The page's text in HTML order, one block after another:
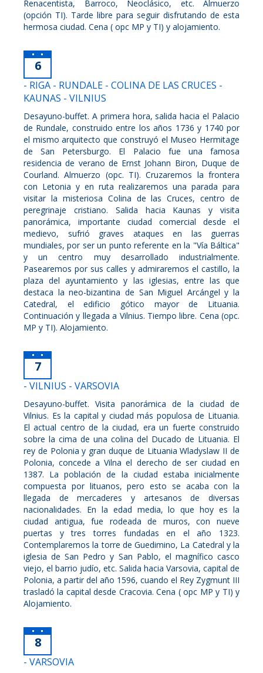
Renacentista, Barroco, Neoclásico, etc. Almuerzo
(opción TI). Tarde libre para seguir disfrutando de esta
hermosa ciudad. Cena ( opc MP y TI) y alojamiento.
6
- RIGA - RUNDALE - COLINA DE LAS CRUCES -
KAUNAS - VILNIUS
Desayuno-buffet. A primera hora, salida hacia el Palacio
de Rundale, construido entre los años 1736 y 1740 por
el mismo arquitecto que construyó el Museo Hermitage
de San Petersburgo. El Palacio fue una famosa
residencia de verano de Ernst Johann Biron, Duque de
Courland. Almuerzo (opc. TI). Cruzaremos la frontera
con Letonia y en ruta realizaremos una parada para
visitar la misteriosa Colina de las Cruces, centro de
peregrinaje cristiano. Salida hacia Kaunas y visita
panorámica, importante ciudad comercial desde el
medievo, sufrió graves ataques en las guerras
mundiales, por ser un punto referente en la "Vía Báltica"
y un centro muy desarrollado industrialmente.
Pasearemos por sus calles y admiraremos el castillo, la
plaza del ayuntamiento y las iglesias, entre las que
destaca la neo-bizantina de San Miguel Arcángel y la
Catedral, el edificio gótico mayor de Lituania.
Continuación y llegada a Vilnius. Tiempo libre. Cena (opc.
MP y TI). Alojamiento.
7
- VILNIUS - VARSOVIA
Desayuno-buffet. Visita panorámica de la ciudad de
Vilnius. Es la capital y ciudad más populosa de Lituania.
El actual centro de la ciudad, era un fuerte construido
sobre la cima de una colina del Ducado de Lituania. El
rey de Polonia y gran duque de Lituania Wladyslaw II de
Polonia, concede a Vilna el derecho de ser ciudad en
1387. La población de la ciudad estaba inicialmente
compuesta por lituanos, pero esto se acaba con la
llegada de mercaderes y artesanos de diversas
nacionalidades. En la edad media, lo que hoy es la
ciudad antigua, fue rodeada de muros, con nueve
puertas y tres torres fundadas en el año 1323.
Contemplaremos la torre de Guedimino, La Catedral y la
iglesia de San Pedro y San Pablo, el magnífico casco
viejo, el barrio judío, etc. Salida hacia Varsovia, capital de
Polonia, a partir del año 1596, cuando el Rey Zygmunt III
trasladó la capital desde Cracovia. Cena ( opc MP y TI) y
Alojamiento.
8
- VARSOVIA